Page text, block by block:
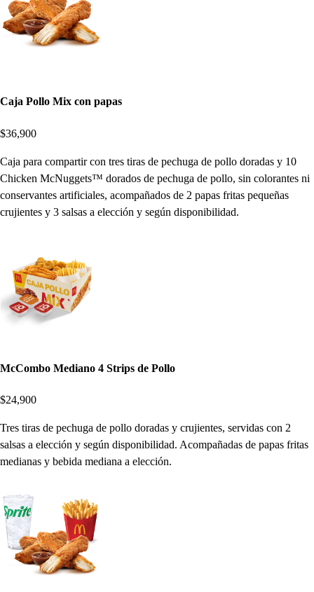
Caja Pollo Mix con papas
$36,900
Caja para compartir con tres tiras de pechuga de pollo doradas y 10
Chicken McNuggets™ dorados de pechuga de pollo, sin colorantes ni
conservantes artificiales, acompañados de 2 papas fritas pequeñas
crujientes y 3 salsas a elección y según disponibilidad.
McCombo Mediano 4 Strips de Pollo
$24,900
Tres tiras de pechuga de pollo doradas y crujientes, servidas con 2
salsas a elección y según disponibilidad. Acompañadas de papas fritas
medianas y bebida mediana a elección.